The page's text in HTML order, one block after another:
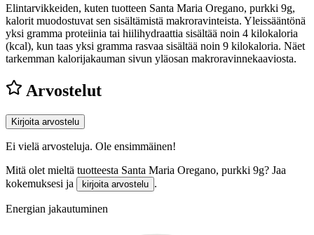
Elintarvikkeiden, kuten tuotteen Santa Maria Oregano, purkki 9g,
kalorit muodostuvat sen sisältämistä makroravinteista. Yleissääntönä
yksi gramma proteiinia tai hiilihydraattia sisältää noin 4 kilokaloria
(kcal), kun taas yksi gramma rasvaa sisältää noin 9 kilokaloria. Näet
tarkemman kalorijakauman sivun yläosan makroravinnekaaviosta.
Arvostelut
Kirjoita arvostelu
Ei vielä arvosteluja. Ole ensimmäinen!
Mitä olet mieltä tuotteesta Santa Maria Oregano, purkki 9g? Jaa
kokemuksesi ja
kirjoita arvostelu .
Energian jakautuminen